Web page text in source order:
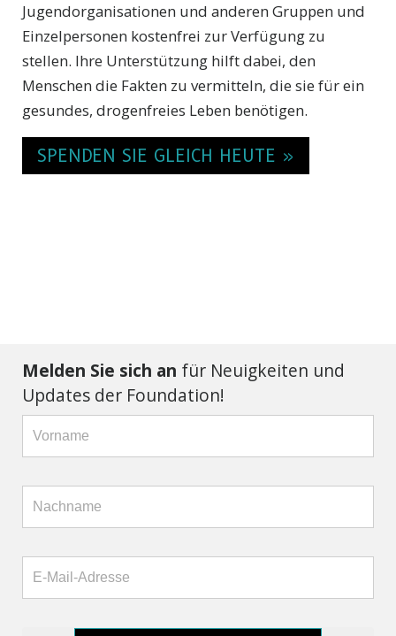
Jugendorganisationen und anderen Gruppen und
Einzelpersonen kostenfrei zur Verfügung zu
stellen. Ihre Unterstützung hilft dabei, den
Menschen die Fakten zu vermitteln, die sie für ein
gesundes, drogenfreies Leben benötigen.
SPENDEN SIE GLEICH HEUTE »
Melden Sie sich an für Neuigkeiten und
Updates der Foundation!